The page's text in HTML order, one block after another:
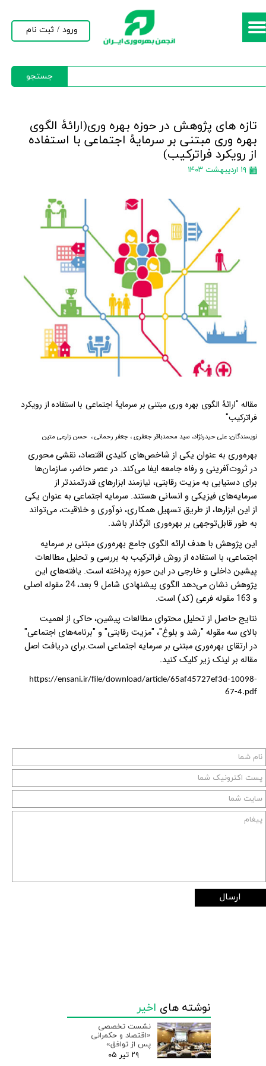
جستجو
ورود / ثبت نام
حساب کاربری من
تازه های پژوهش در حوزه بهره وری(ارائۀ الگوی
بهره وری مبتنی بر سرمایۀ اجتماعی با استفاده
از رویکرد فراترکیب)
۱۹ اردیبهشت ۱۴۰۳
مقاله "ارائۀ الگوی بهره وری مبتنی بر سرمایۀ اجتماعی با استفاده از رویکرد
فراترکیب"
نویسندگان: علی حیدرنژاد، سید محمدباقر جعفری ، جعفر رحمانی ، حسن زارعی متین
بهره‌وری به عنوان یکی از شاخص‌های کلیدی اقتصاد، نقشی محوری
در ثروت‌آفرینی و رفاه جامعه ایفا می‌کند. در عصر حاضر، سازمان‌ها
برای دستیابی به مزیت رقابتی، نیازمند ابزارهای قدرتمندتر از
سرمایه‌های فیزیکی و انسانی هستند. سرمایه‌ اجتماعی به عنوان یکی
از این ابزارها، از طریق تسهیل همکاری، نوآوری و خلاقیت، می‌تواند
به طور قابل‌توجهی بر بهره‌وری اثرگذار باشد.
این پژوهش با هدف ارائه‌ الگوی جامع بهره‌وری مبتنی بر سرمایه‌
اجتماعی، با استفاده از روش فراترکیب به بررسی و تحلیل مطالعات
پیشین داخلی و خارجی در این حوزه پرداخته است. یافته‌های این
پژوهش نشان می‌دهد الگوی پیشنهادی شامل 9 بعد، 24 مقوله‌ اصلی
و 163 مقوله‌ فرعی (کد) است
.
نتایج حاصل از تحلیل محتوای مطالعات پیشین، حاکی از اهمیت
بالای سه مقوله‌ "رشد و بلوغ"، "مزیت رقابتی" و "برنامه‌های اجتماعی"
در ارتقای بهره‌وری مبتنی بر سرمایه‌ اجتماعی است.برای دریافت اصل
مقاله بر لینک زیر کلیک کنید.
https://ensani.ir/file/download/article/65af45727ef3d-10098-
67-4.pdf
ارسال
نوشته های اخیر
نشست تخصصی
«اقتصاد و حکمرانی
پس از توافق»
۲۹ تیر ۰۵